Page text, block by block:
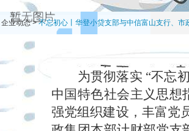
企业动态>不忘初心丨华登小贷支部与中信富山支行、
为贯彻落实 “不忘
中国特色社会主义思想
强党组织建设，丰富党